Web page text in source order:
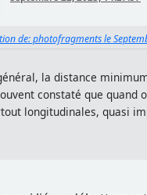
de: photofragments le
la distance
constaté que
longitudinales, quasi